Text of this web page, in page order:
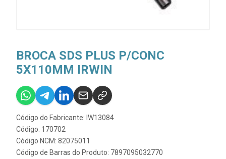
BROCA SDS PLUS P/CONC
5X110MM IRWIN
Código do Fabricante: IW13084
Código: 170702
Código NCM: 82075011
Código de Barras do Produto: 7897095032770